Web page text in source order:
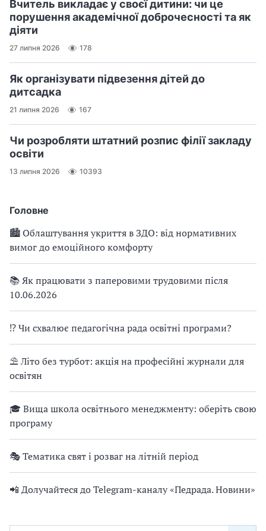
Головне
🏙 Облаштування укриття в ЗДО: від нормативних
вимог до емоційного комфорту
📚 Як працювати з паперовими трудовими після
10.06.2026
⁉ Чи схвалює педагогічна рада освітні програми?
⛱ Літо без турбот: акція на професійні журнали для
освітян
🎓 Вища школа освітнього менеджменту: оберіть свою
програму
🎭 Тематика свят і розваг на літній період
📲 Долучайтеся до Telegram-каналу «Педрада. Новини»
Вчитель викладає у своєї дитини: чи це
порушення академічної доброчесності та як
діяти
27 липня 2026 178
Як організувати підвезення дітей до
дитсадка
21 липня 2026 167
Чи розробляти штатний розпис філії закладу
освіти
13 липня 2026 10393